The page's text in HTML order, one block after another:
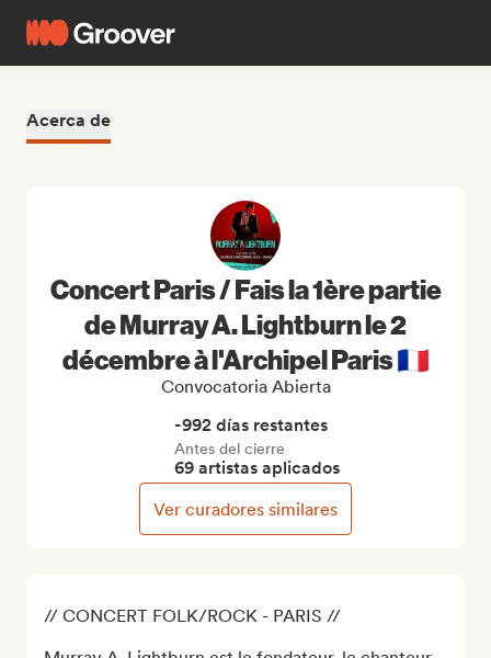
Acerca de
// CONCERT FOLK/ROCK - PARIS //
Concert Paris / Fais la 1ère partie
de Murray A. Lightburn le 2
décembre à l'Archipel Paris 🇫🇷
Convocatoria Abierta
-992 días restantes
Antes del cierre
69 artistas aplicados
Ver curadores similares